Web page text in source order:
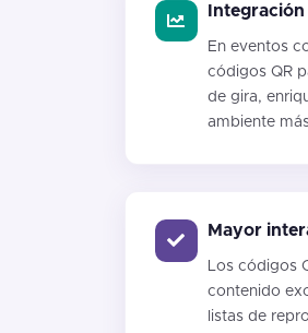
En eventos
códigos QR
de gira,
ambiente
Mayor
Los códigos
contenido
listas de